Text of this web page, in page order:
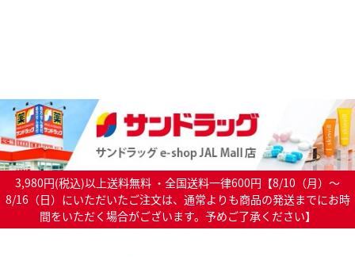
3,980円(税込)以上送料無料 ・全国送料一律600円【8/10（月）～
8/16（日）にいただいたご注文は、通常よりも商品の発送までにお時
間をいただく場合がございます。予めご了承ください】